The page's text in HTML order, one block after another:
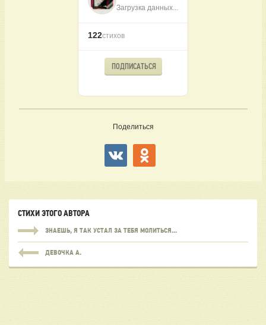
Загрузка данных...
122стихов
ПОДПИСАТЬСЯ
Поделиться
СТИХИ ЭТОГО АВТОРА
ЗНАЕШЬ, Я ТАК УСТАЛ ЗА ТЕБЯ МОЛИТЬСЯ...
ДЕВОЧКА А.